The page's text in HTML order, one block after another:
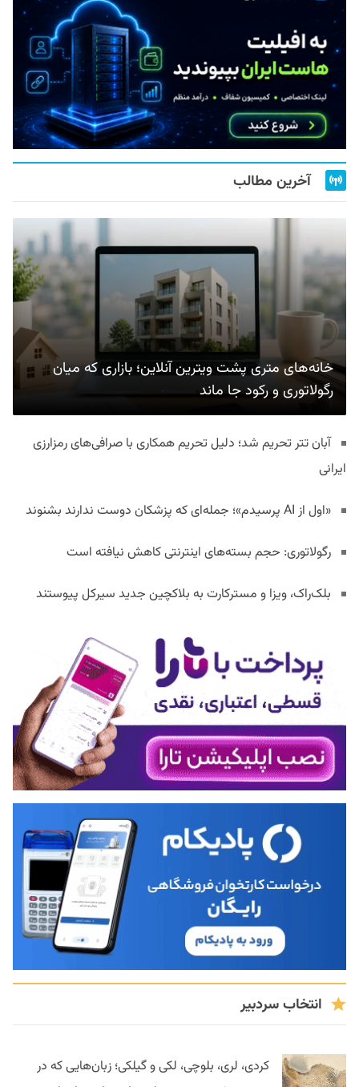
آخرین مطالب
خانه‌های متری پشت ویترین آنلاین؛ بازاری که میان
رگولاتوری و رکود جا ماند
آبان تتر تحریم شد؛ دلیل تحریم همکاری با صرافی‌های رمزارزی
ایرانی
«اول از AI پرسیدم»؛ جمله‌ای که پزشکان دوست ندارند بشنوند
رگولاتوری: حجم بسته‌های اینترنتی کاهش نیافته است
بلک‌راک، ویزا و مسترکارت به بلاکچین جدید سیرکل پیوستند
انتخاب سردبیر
کردی، لری، بلوچی، لکی و گیلکی؛ زبان‌هایی که در